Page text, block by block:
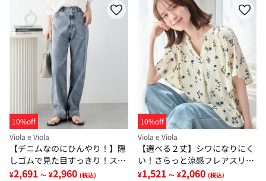
10%off
Viola e Viola
【デニムなのにひんやり！】隠
しゴムで見た目すっきり！スト
レッチ楽ちんデニム
¥2,691 ～ ¥2,960 (税込)
10%off
Viola e Viola
【選べる２丈】シワになりにく
い！さらっと涼感フレアスリー
ブブラウス
¥1,521 ～ ¥2,060 (税込)